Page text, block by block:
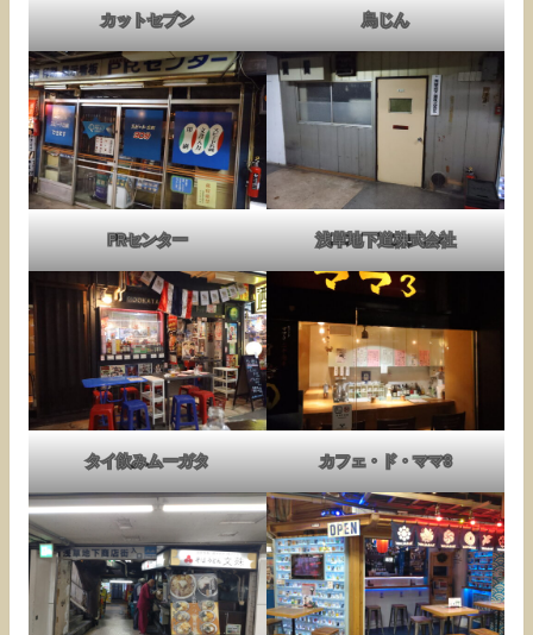
カットセブン 鳥じん
PRセンター 浅草地下道株式会社
タイ飲みムーガタ カフェ・ド・ママ3